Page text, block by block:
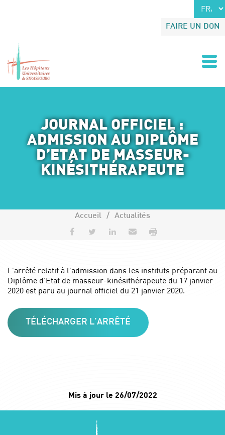
FAIRE UN DON
JOURNAL OFFICIEL :
ADMISSION AU DIPLÔME
D’ETAT DE MASSEUR-
KINÉSITHÉRAPEUTE
Accueil Actualités
Partager sur Facebook
Partager sur Twitter
Partager sur LinkedIn
Envoyer par e-mail
L’arrêté relatif à l’admission dans les instituts préparant au
Diplôme d’Etat de masseur-kinésithérapeute du 17 janvier
2020 est paru au journal officiel du 21 janvier 2020.
TÉLÉCHARGER L’ARRÊTÉ
Mis à jour le 26/07/2022